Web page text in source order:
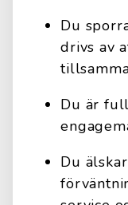
Du
drivs av
Du är
Du